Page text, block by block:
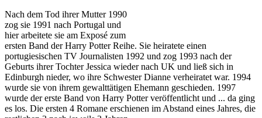
Nach dem Tod ihrer Mutter 1990
zog sie 1991 nach Portugal und
hier arbeitete sie am Exposé zum
ersten Band der Harry Potter Reihe. Sie heiratete einen
portugiesischen TV Journalisten 1992 und zog 1993 nach der
Geburts ihrer Tochter Jessica wieder nach UK und ließ sich in
Edinburgh nieder, wo ihre Schwester Dianne verheiratet war. 1994
wurde sie von ihrem gewalttätigen Ehemann geschieden. 1997
wurde der erste Band von Harry Potter veröffentlicht und ... da ging
es los. Die ersten 4 Romane erschienen im Abstand eines Jahres, die